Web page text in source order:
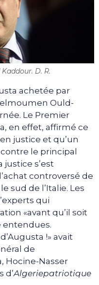
D. R.
achetée par
Ould-
Le Premier
en effet, affirmé ce
justice et qu’un
le principal
justice s’est
controversé de
sud de l’Italie. Les
qui
«avant qu’il soit
entendues.
!» avait
de
Hocine-Nasser
d’Algeriepatriotique